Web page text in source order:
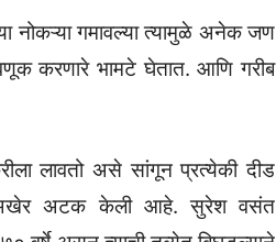
नोकऱ्या गमावल्या त्यामुळे अनेक जण
करणारे भामटे घेतात. आणि गरीब
लावतो असे सांगून प्रत्येकी दीड
अखेर अटक केली आहे. सुरेश वसंत